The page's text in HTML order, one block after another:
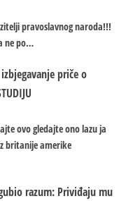
pravoslavnog naroda!!!
ne po…
priče o
ovo gledajte ono lazu ja
britanije amerike
razum: Priviđaju mu